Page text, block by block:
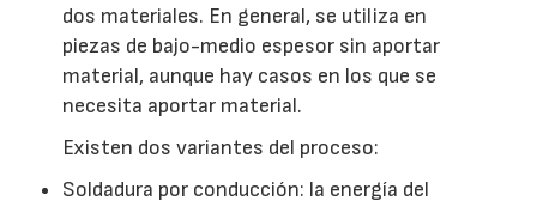
dos materiales. En general, se utiliza en
piezas de bajo-medio espesor sin aportar
material, aunque hay casos en los que se
necesita aportar material.
Existen dos variantes del proceso:
Soldadura por conducción: la energía del